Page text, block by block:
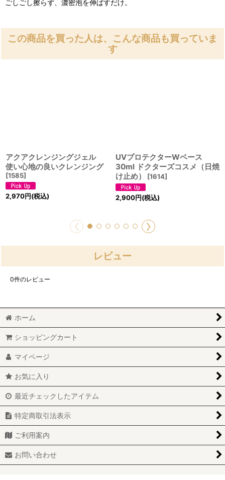
ごしごし擦らず、濃密泡を伸ばすだけ。
この商品を買った人は、こんな商品も買っていま
す
アクアクレンジングジェル
使い心地の良いクレンジング
[1585]
2,970円(税込)
UVプロテクターWベース
30ml ドクターズコスメ（日焼
け止め）
[1614]
2,900円(税込)
レビュー
0件のレビュー
ホーム
ショッピングカート
マイページ
お気に入り
最近チェックしたアイテム
特定商取引法表示
ご利用案内
お問い合わせ